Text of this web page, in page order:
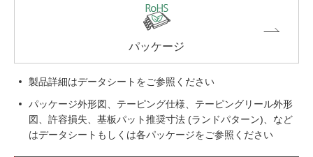
パッケージ
製品詳細はデータシートをご参照ください
パッケージ外形図、テーピング仕様、テーピングリール外形
図、許容損失、基板パット推奨寸法 (ランドパターン)、など
はデータシートもしくは各パッケージをご参照ください